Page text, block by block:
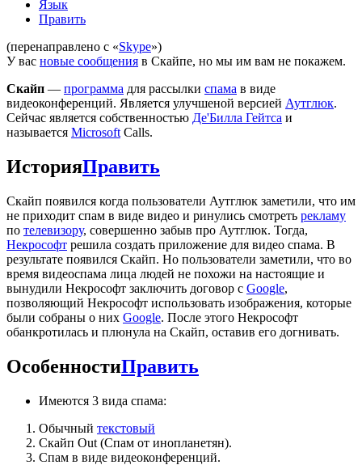
Язык
Править
(перенаправлено с «Skype»)
У вас новые сообщения в Скайпе, но мы им вам не покажем.
Скайп — программа для рассылки спама в виде
видеоконференций. Является улучшеной версией Аутглюк.
Сейчас является собственностью Де'Билла Гейтса и
называется Microsoft Calls.
ИсторияПравить
Скайп появился когда пользователи Аутглюк заметили, что им
не приходит спам в виде видео и ринулись смотреть рекламу
по телевизору, совершенно забыв про Аутглюк. Тогда,
Некрософт решила создать приложение для видео спама. В
результате появился Скайп. Но пользователи заметили, что во
время видеоспама лица людей не похожи на настоящие и
вынудили Некрософт заключить договор с Google,
позволяющий Некрософт использовать изображения, которые
были собраны о них Google. После этого Некрософт
обанкротилась и плюнула на Скайп, оставив его догнивать.
ОсобенностиПравить
Имеются 3 вида спама:
Обычный текстовый
Скайп Out (Спам от инопланетян).
Спам в виде видеоконференций.